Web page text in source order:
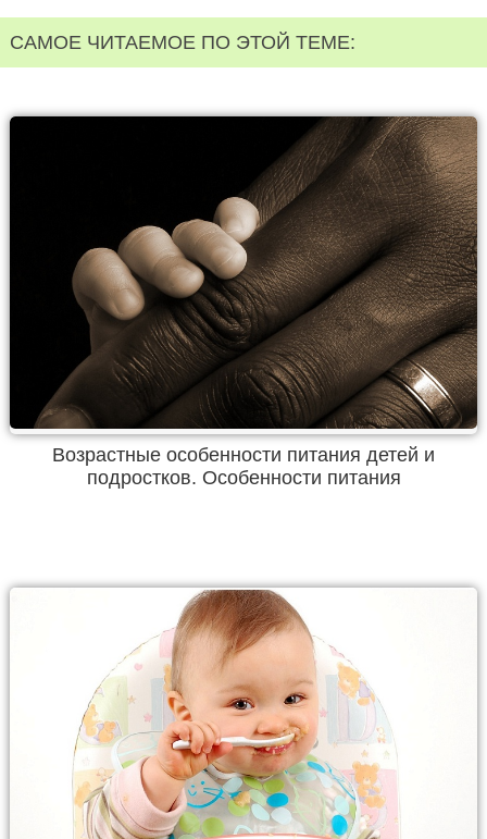
САМОЕ ЧИТАЕМОЕ ПО ЭТОЙ ТЕМЕ:
Возрастные особенности питания детей и
подростков. Особенности питания